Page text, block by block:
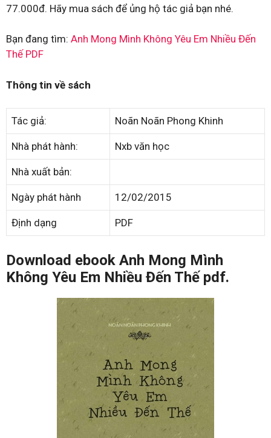
77.000đ. Hãy mua sách để ủng hộ tác giả bạn nhé.
Bạn đang tìm: Anh Mong Mình Không Yêu Em Nhiều Đến
Thế PDF
Thông tin về sách
Tác giả: Noãn Noãn Phong Khinh
Nhà phát hành: Nxb văn học
Nhà xuất bản:
Ngày phát hành 12/02/2015
Định dạng PDF
Download ebook Anh Mong Mình
Không Yêu Em Nhiều Đến Thế pdf.